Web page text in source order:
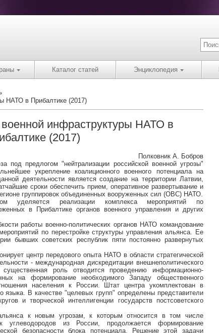
Каталог статей Энциклопедия
НАТО в Прибалтике (2017)
инфраструктуры НАТО в
(2017)
Полковник А. Бобров
под предлогом "нейтрализации российской военной угрозы"
укрепление коалиционного военного потенциала на
деятельности является создание на территории Латвии,
сроки обеспечить прием, оперативное развертывание и
группировок объединенных вооруженных сил (ОВС) НАТО.
уделяется реализации комплекса мероприятий по
в Прибалтике органов военного управления и других
работы военно-политических органов НАТО командование
по перестройке структуры управления альянса. Ее
бывших советских республик пяти постоянно развернутых
центр передового опыта НАТО в области стратегической
- международная дискредитации внешнеполитического
роль отводится проведению информационно-
на формирование необходимого Западу общественного
населения к России. Штат центра укомплектован в
языка. В качестве "целевых групп" определены представители
и творческой интеллигенции государств постсоветского
к новым угрозам, к которым относится в том числе
углеводородов из России, продолжается формирование
безопасности блока потенциала. Решение этой задачи